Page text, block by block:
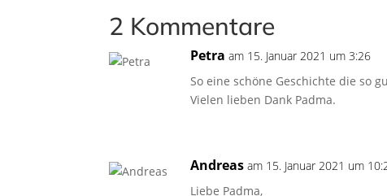
2 Kommentare
Petra am 15. Januar 2021 um 3:26
So eine schöne Geschichte die so
Vielen lieben Dank Padma.
Andreas am 15. Januar 2021 um
Liebe Padma,